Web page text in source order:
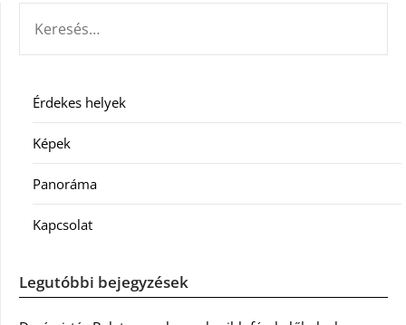
Érdekes helyek
Képek
Panoráma
Kapcsolat
Legutóbbi bejegyzések